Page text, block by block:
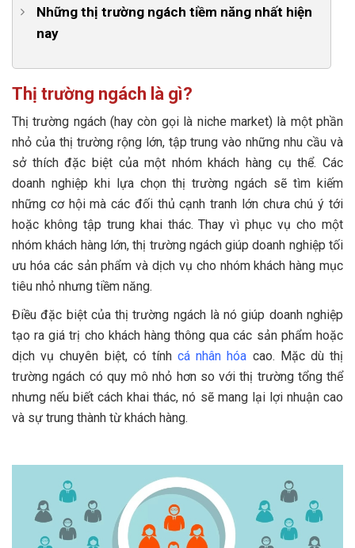
Những thị trường ngách tiềm năng nhất hiện
nay
3. Sản phẩm và dịch vụ cho người cao tuổi
4. Sản phẩm dành cho cộng đồng yêu thích công
nghệ
Thị trường ngách là gì?
Thị trường ngách (hay còn gọi là niche market) là một phần
nhỏ của thị trường rộng lớn, tập trung vào những nhu cầu và
sở thích đặc biệt của một nhóm khách hàng cụ thể. Các
doanh nghiệp khi lựa chọn thị trường ngách sẽ tìm kiếm
những cơ hội mà các đối thủ cạnh tranh lớn chưa chú ý tới
hoặc không tập trung khai thác. Thay vì phục vụ cho một
nhóm khách hàng lớn, thị trường ngách giúp doanh nghiệp tối
ưu hóa các sản phẩm và dịch vụ cho nhóm khách hàng mục
tiêu nhỏ nhưng tiềm năng.
Điều đặc biệt của thị trường ngách là nó giúp doanh nghiệp
tạo ra giá trị cho khách hàng thông qua các sản phẩm hoặc
dịch vụ chuyên biệt, có tính cá nhân hóa cao. Mặc dù thị
trường ngách có quy mô nhỏ hơn so với thị trường tổng thể
nhưng nếu biết cách khai thác, nó sẽ mang lại lợi nhuận cao
và sự trung thành từ khách hàng.